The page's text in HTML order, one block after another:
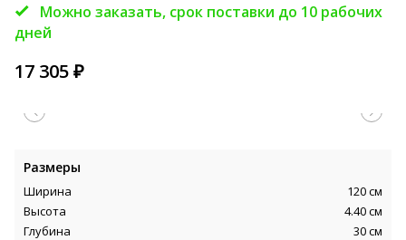
Можно заказать, срок поставки до 10 рабочих
дней
17 305₽
Размеры
Ширина
120 см
Высота
4.40 см
Глубина
30 см